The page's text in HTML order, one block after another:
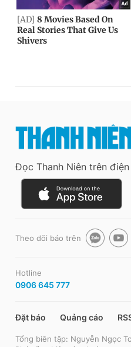
Đọc Thanh Niên trên
Theo dõi báo trên
Hotline
0906 645 777
Đặt báo Quảng cáo
Tổng biên tập: Nguyễn Ngọc